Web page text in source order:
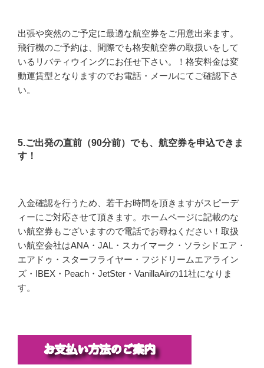
出張や突然のご予定に最適な航空券をご用意出来ます。
飛行機のご予約は、間際でも格安航空券の取扱いをして
いるリバティウイングにお任せ下さい。！格安料金は変
動運賃型となりますのでお電話・メールにてご確認下さ
い。
5.ご出発の直前（90分前）でも、航空券を申込できま
す！
入金確認を行うため、若干お時間を頂きますがスピーデ
ィーにご対応させて頂きます。ホームページに記載のな
い航空券もございますので電話でお尋ねください！取扱
い航空会社はANA・JAL・スカイマーク・ソラシドエア・
エアドゥ・スターフライヤー・フジドリームエアライン
ズ・IBEX・Peach・JetSter・VanillaAirの11社になりま
す。